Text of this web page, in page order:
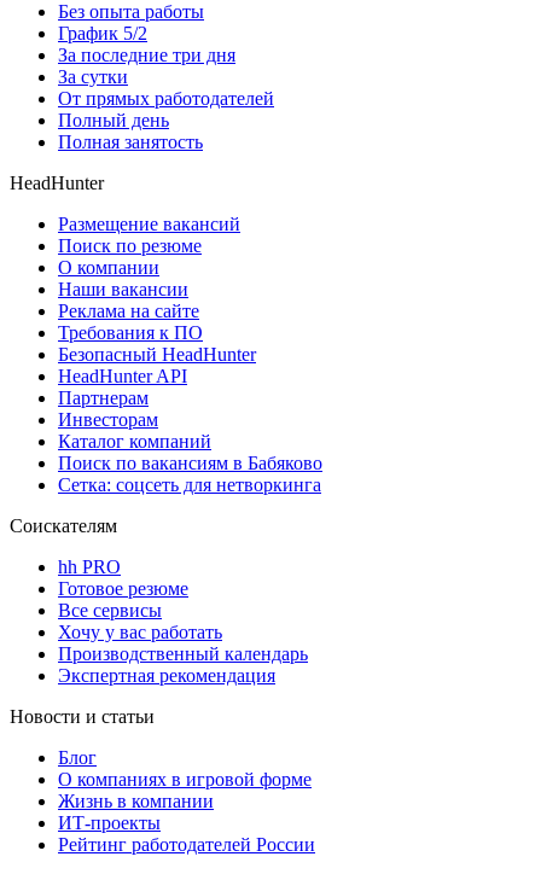
Без опыта работы
График 5/2
За последние три дня
За сутки
От прямых работодателей
Полный день
Полная занятость
HeadHunter
Размещение вакансий
Поиск по резюме
О компании
Наши вакансии
Реклама на сайте
Требования к ПО
Безопасный HeadHunter
HeadHunter API
Партнерам
Инвесторам
Каталог компаний
Поиск по вакансиям в Бабяково
Сетка: соцсеть для нетворкинга
Соискателям
hh PRO
Готовое резюме
Все сервисы
Хочу у вас работать
Производственный календарь
Экспертная рекомендация
Новости и статьи
Блог
О компаниях в игровой форме
Жизнь в компании
ИТ-проекты
Рейтинг работодателей России